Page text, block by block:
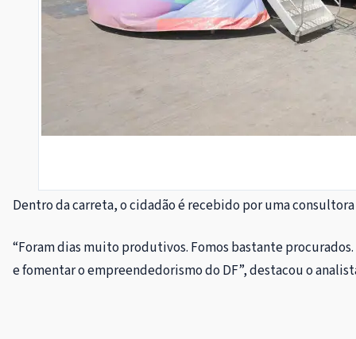
Dentro da carreta, o cidadão é recebido por uma
“Foram dias muito produtivos. Fomos bastante
e fomentar o empreendedorismo do DF”, destacou o